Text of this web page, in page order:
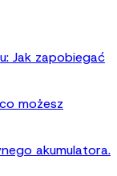
Jak zapobiegać
możesz
akumulatora.